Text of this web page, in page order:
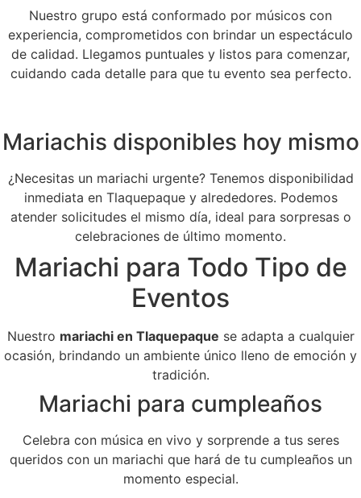
Nuestro grupo está conformado por músicos con
experiencia, comprometidos con brindar un espectáculo
de calidad. Llegamos puntuales y listos para comenzar,
cuidando cada detalle para que tu evento sea perfecto.
Mariachis disponibles hoy mismo
¿Necesitas un mariachi urgente? Tenemos disponibilidad
inmediata en Tlaquepaque y alrededores. Podemos
atender solicitudes el mismo día, ideal para sorpresas o
celebraciones de último momento.
Mariachi para Todo Tipo de
Eventos
Nuestro mariachi en Tlaquepaque se adapta a cualquier
ocasión, brindando un ambiente único lleno de emoción y
tradición.
Mariachi para cumpleaños
Celebra con música en vivo y sorprende a tus seres
queridos con un mariachi que hará de tu cumpleaños un
momento especial.